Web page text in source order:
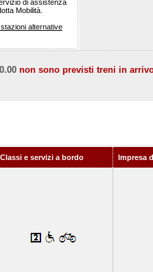
di assistenza
Mobilità.
alternative
non sono previsti treni in
Classi e servizi a bordo Impresa